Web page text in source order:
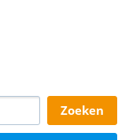
zoeken